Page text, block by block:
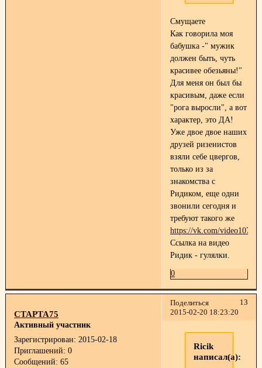
Смущаете
Как говорила моя
бабушка -" мужик
должен быть, чуть
красивее обезьяны!"
Для меня он был бы
красивым, даже если
"рога выросли", а вот
характер, это ДА!
Уже двое двое наших
друзей ризенистов
взяли себе цвергов,
только из за
знакомства с
Ридиком, еще одни
звонили сегодня и
требуют такого же
https://vk.com/
Ссылка на видео
Ридик - гулялки.
0
Поделиться
13
2015-02-20 18:23:20
СТАРТА75
Активный участник
Зарегистрирован: 2015-02-18
Приглашений: 0
Сообщений: 65
Ricik
написал(а):